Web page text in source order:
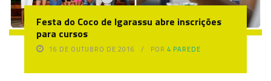
Festa do Coco de Igarassu abre inscrições
para cursos
16 DE OUTUBRO DE 2016 POR4 PAREDE